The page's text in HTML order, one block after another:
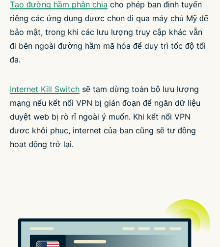
Tạo đường hầm phân chia cho phép bạn định tuyến
riêng các ứng dụng được chọn đi qua máy chủ Mỹ để
bảo mật, trong khi các lưu lượng truy cập khác vẫn
đi bên ngoài đường hầm mã hóa để duy trì tốc độ tối
đa.
Internet Kill Switch sẽ tạm dừng toàn bộ lưu lượng
mạng nếu kết nối VPN bị gián đoạn để ngăn dữ liệu
duyệt web bị rò rỉ ngoài ý muốn. Khi kết nối VPN
được khôi phục, internet của bạn cũng sẽ tự động
hoạt động trở lại.